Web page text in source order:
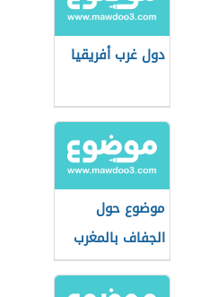
دول غرب أفريقيا
موضوع حول
الجفاف بالمغرب